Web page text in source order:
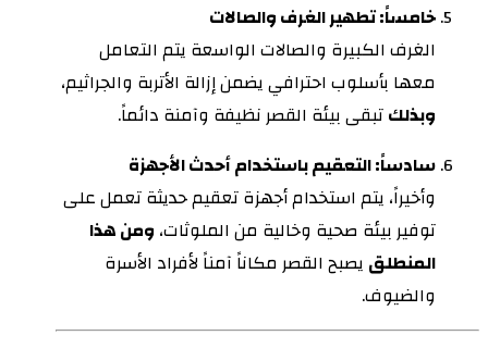
خامساً: تطهير الغرف والصالات
الغرف الكبيرة والصالات الواسعة يتم التعامل
معها بأسلوب احترافي يضمن إزالة الأتربة والجراثيم،
وبذلكتبقى بيئة القصر نظيفة وآمنة دائماً.
سادساً: التعقيم باستخدام أحدث الأجهزة
وأخيراً، يتم استخدام أجهزة تعقيم حديثة تعمل على
توفير بيئة صحية وخالية من الملوثات، ومن هذا
المنطلق يصبح القصر مكاناً آمناً لأفراد الأسرة
والضيوف.